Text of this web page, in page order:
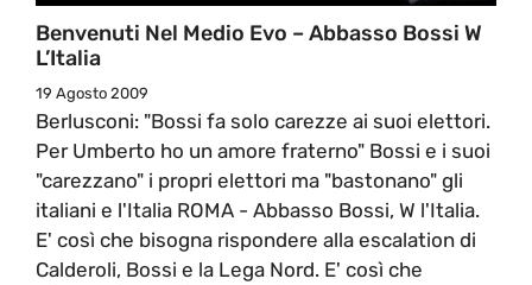
Benvenuti Nel Medio Evo – Abbasso Bossi W
L’Italia
19 Agosto 2009
Berlusconi: "Bossi fa solo carezze ai suoi elettori.
Per Umberto ho un amore fraterno" Bossi e i suoi
"carezzano" i propri elettori ma "bastonano" gli
italiani e l'Italia ROMA - Abbasso Bossi, W l'Italia.
E' così che bisogna rispondere alla escalation di
Calderoli, Bossi e la Lega Nord. E' così che